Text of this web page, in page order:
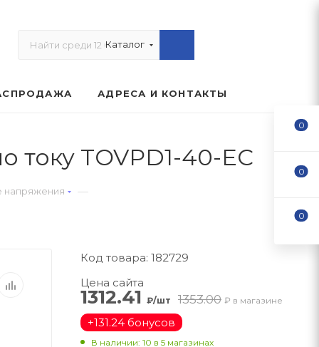
Каталог
АДРЕСА И КОНТАКТЫ
току TOVPD1-40-EC
напряжения —
Код товара: 182729
Цена сайта
1312.41 ₽/шт 1353.00 ₽ в магазине
+131.24 бонусов
В наличии: 10 в 5 магазинах
0
0
0